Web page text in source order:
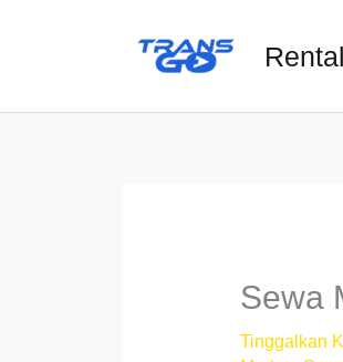
Sewa
Tinggalkan